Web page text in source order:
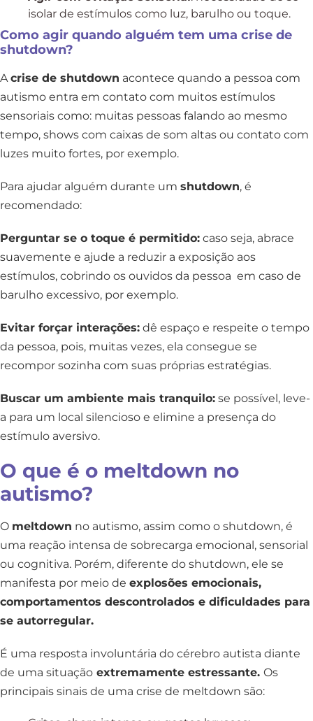
isolar de estímulos como luz, barulho ou toque.
Como agir quando alguém tem uma crise de
shutdown?
Acrise de shutdown acontece quando a pessoa com
autismo entra em contato com muitos estímulos
sensoriais como: muitas pessoas falando ao mesmo
tempo, shows com caixas de som altas ou contato com
luzes muito fortes, por exemplo.
Para ajudar alguém durante um shutdown, é
recomendado:
Perguntar se o toque é permitido: caso seja, abrace
suavemente e ajude a reduzir a exposição aos
estímulos, cobrindo os ouvidos da pessoa em caso de
barulho excessivo, por exemplo.
Evitar forçar interações: dê espaço e respeite o tempo
da pessoa, pois, muitas vezes, ela consegue se
recompor sozinha com suas próprias estratégias.
Buscar um ambiente mais tranquilo: se possível, leve-
a para um local silencioso e elimine a presença do
estímulo aversivo.
O que é o meltdown no
autismo?
O meltdown no autismo, assim como o shutdown, é
uma reação intensa de sobrecarga emocional, sensorial
ou cognitiva. Porém, diferente do shutdown, ele se
manifesta por meio de explosões emocionais,
comportamentos descontrolados e dificuldades para
se autorregular.
É uma resposta involuntária do cérebro autista diante
de uma situação extremamente estressante. Os
principais sinais de uma crise de meltdown são: